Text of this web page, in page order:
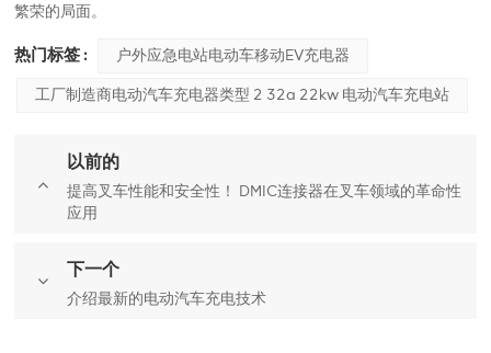
繁荣的局面。
热门标签 : 户外应急电站电动车移动EV充电器
工厂制造商电动汽车充电器类型 2 32a 22kw 电动汽车充电站
以前的
提高叉车性能和安全性！ DMIC连接器在叉车领域的革命性
应用
下一个
介绍最新的电动汽车充电技术